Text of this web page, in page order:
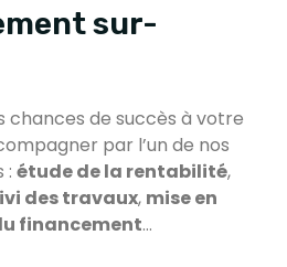
sur-
chances de succès à votre
par l’un de nos
: étude de la rentabilité,
des travaux, mise en
financement…